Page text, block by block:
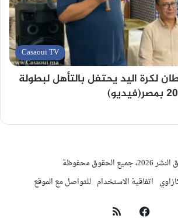
Casaoui TV
لكرة اليد يحتفل بالتأهل لبطولة
الحقوق محفوظة
اتفاقية الاستخدام للتواصل مع الموقع
فيسبوك